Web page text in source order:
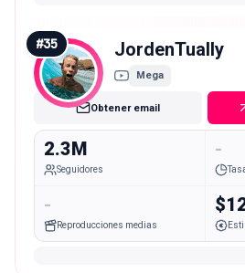
#35 JordenTually
Mega
Obtener email
2.3M
Seguidores
-
-
Reproducciones medias